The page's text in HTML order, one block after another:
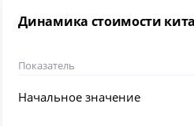
Динамика стоимости
Показатель
Начальное значение